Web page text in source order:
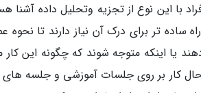
با این نوع از تجزیه وتحلیل داده آشنا
ساده تر برای درک آن نیاز دارند تا
یا اینکه متوجه شوند که چگونه این
کار بر روی جلسات آموزشی و جلسه